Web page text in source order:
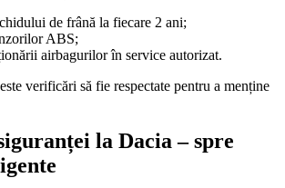
de frână la fiecare 2 ani;
ABS;
airbagurilor în service autorizat.
verificări să fie respectate pentru a menține
la Dacia – spre